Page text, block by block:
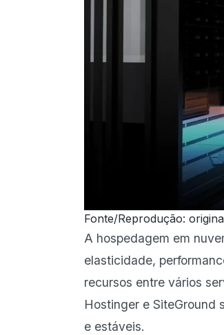
Fonte/Reprodução:
A hospedagem em
elasticidade,
recursos entre vários
Hostinger e SiteGround
e estáveis.